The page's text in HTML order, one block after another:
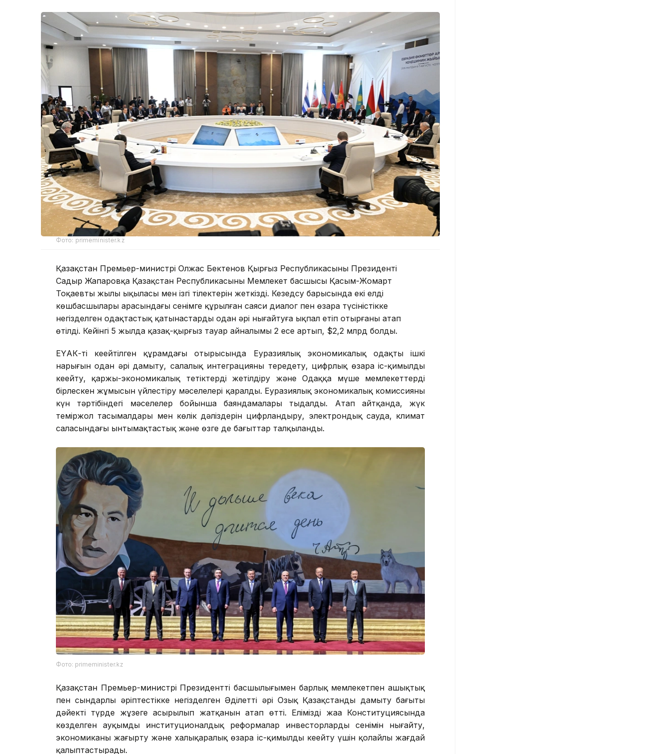
Фото: primeminister.kz
Қазақстан Премьер-министрі Олжас Бектенов Қырғыз Республикасының Президенті
Садыр Жапаровқа Қазақстан Республикасының Мемлекет басшысы Қасым-Жомарт
Тоқаевтың жылы ықыласы мен ізгі тілектерін жеткізді. Кезедсу барысында екі елдің
көшбасшылары арасындағы сенімге құрылған саяси диалог пен өзара түсіністікке
негізделген одақтастық қатынастарды одан әрі нығайтуға ықпал етіп отырғаны атап
өтілді. Кейінгі 5 жылда қазақ-қырғыз тауар айналымы 2 есе артып, $2,2 млрд болды.
ЕҮАК-тің кеңейтілген құрамдағы отырысында Еуразиялық экономикалық одақтың ішкі
нарығын одан әрі дамыту, салалық интеграцияны тереңдету, цифрлық өзара іс-қимылды
кеңейту, қаржы-экономикалық тетіктерді жетілдіру және Одаққа мүше мемлекеттердің
бірлескен жұмысын үйлестіру мәселелері қаралды. Еуразиялық экономикалық комиссияның
күн тәртібіндегі мәселелер бойынша баяндамалары тыңдалды. Атап айтқанда, жүк
теміржол тасымалдары мен көлік дәліздерін цифрландыру, электрондық сауда, климат
саласындағы ынтымақтастық және өзге де бағыттар талқыланды.
Фото: primeminister.kz
Қазақстан Премьер-министрі Президенттің басшылығымен барлық мемлекетпен ашықтық
пен сындарлы әріптестікке негізделген Әділетті әрі Озық Қазақстанды дамыту бағыты
дәйекті түрде жұзеге асырылып жатқанын атап өтті. Еліміздің жаңа Конституциясында
көзделген ауқымды институционалдық реформалар инвесторлардың сенімін нығайту,
экономиканы жаңғырту және халықаралық өзара іс-қимылды кеңейту үшін қолайлы жағдай
қалыптастырады.